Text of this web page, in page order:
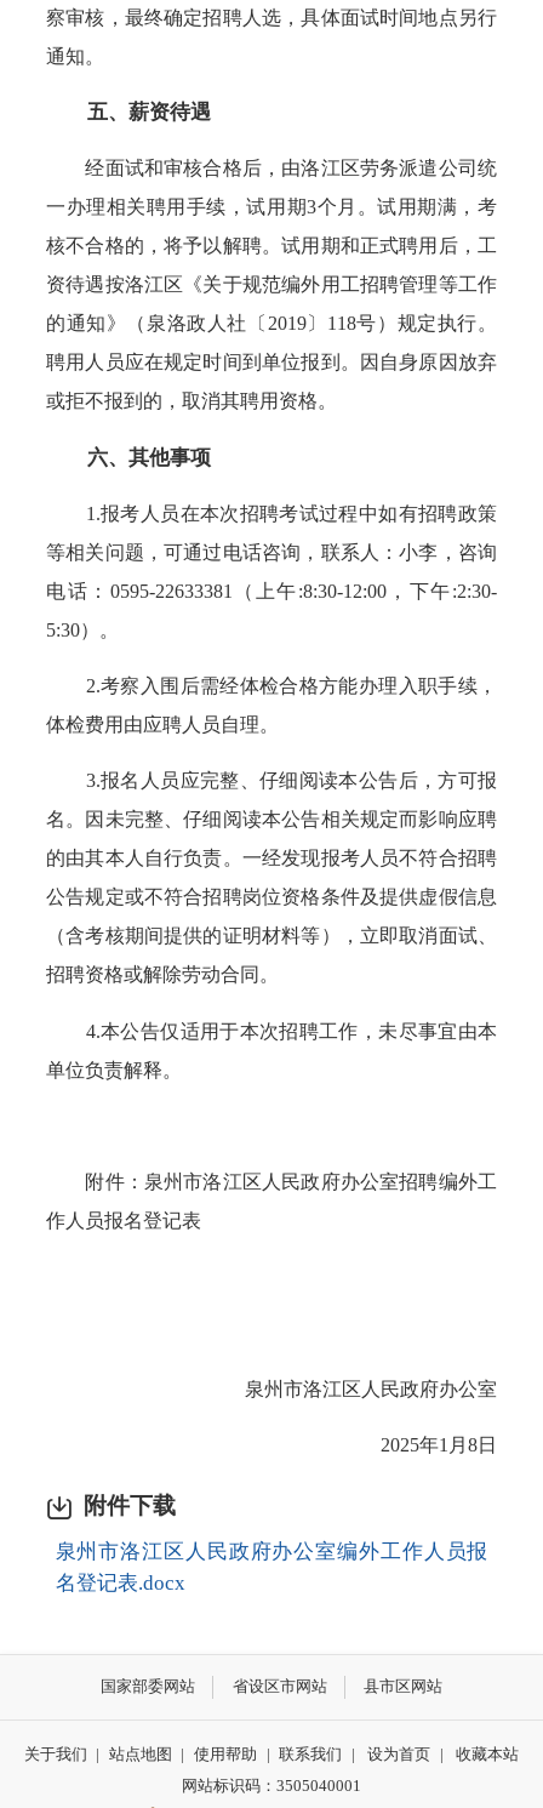
察审核，最终确定招聘人选，具体面试时间地点另行
通知。
五、薪资待遇
经面试和审核合格后，由洛江区劳务派遣公司统
一办理相关聘用手续，试用期3个月。试用期满，考
核不合格的，将予以解聘。试用期和正式聘用后，工
资待遇按洛江区《关于规范编外用工招聘管理等工作
的通知》（泉洛政人社〔2019〕118号）规定执行。
聘用人员应在规定时间到单位报到。因自身原因放弃
或拒不报到的，取消其聘用资格。
六、其他事项
1.报考人员在本次招聘考试过程中如有招聘政策
等相关问题，可通过电话咨询，联系人：小李，咨询
电话：0595-22633381（上午:8:30-12:00，下午:2:30-
5:30）。
2.考察入围后需经体检合格方能办理入职手续，
体检费用由应聘人员自理。
3.报名人员应完整、仔细阅读本公告后，方可报
名。因未完整、仔细阅读本公告相关规定而影响应聘
的由其本人自行负责。一经发现报考人员不符合招聘
公告规定或不符合招聘岗位资格条件及提供虚假信息
（含考核期间提供的证明材料等），立即取消面试、
招聘资格或解除劳动合同。
4.本公告仅适用于本次招聘工作，未尽事宜由本
单位负责解释。
附件：泉州市洛江区人民政府办公室招聘编外工
作人员报名登记表
泉州市洛江区人民政府办公室
2025年1月8日
附件下载
泉州市洛江区人民政府办公室编外工作人员报
名登记表.docx
国家部委网站 省设区市网站 县市区网站
关于我们 | 站点地图 | 使用帮助 | 联系我们 | 设为首页 |
收藏本站
网站标识码：3505040001